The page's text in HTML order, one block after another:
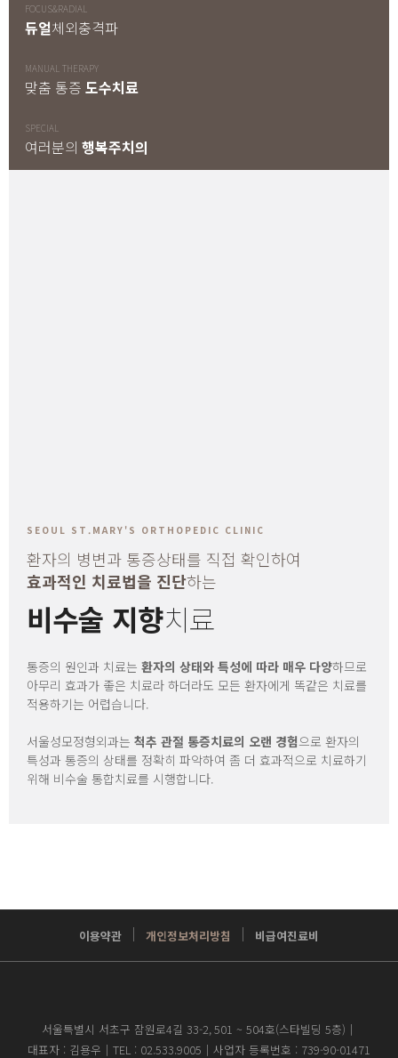
FOCUS&RADIAL
듀얼체외충격파
MANUAL THERAPY
맞춤 통증 도수치료
SPECIAL
여러분의 행복주치의
SEOUL ST.MARY'S ORTHOPEDIC CLINIC
환자의 병변과 통증상태를 직접 확인하여
효과적인 치료법을 진단하는
비수술 지향치료
통증의 원인과 치료는 환자의 상태와 특성에 따라 매우 다양하므로
아무리 효과가 좋은 치료라 하더라도 모든 환자에게 똑같은 치료를
적용하기는 어렵습니다.
서울성모정형외과는 척추 관절 통증치료의 오랜 경험으로 환자의
특성과 통증의 상태를 정확히 파악하여 좀 더 효과적으로 치료하기
위해 비수술 통합치료를 시행합니다.
이용약관 개인정보처리방침 비급여진료비
서울특별시 서초구 잠원로4길 33-2,501 ~ 504호(스타빌딩 5층)｜
대표자 : 김용우｜ TEL : 02.533.9005｜ 사업자 등록번호 : 739-90-01471